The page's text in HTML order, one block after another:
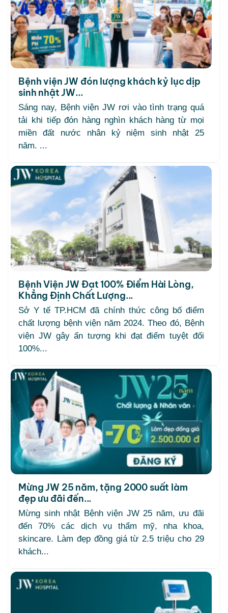
Bệnh viện JW đón lượng khách kỷ lục dịp
sinh nhật JW...
Sáng nay, Bệnh viện JW rơi vào tình trạng quá
tải khi tiếp đón hàng nghìn khách hàng từ mọi
miền đất nước nhân kỷ niệm sinh nhật 25
năm. ...
Bệnh Viện JW Đạt 100% Điểm Hài Lòng,
Khẳng Định Chất Lượng...
Sở Y tế TP.HCM đã chính thức công bố điểm
chất lượng bệnh viện năm 2024. Theo đó, Bệnh
viện JW gây ấn tượng khi đạt điểm tuyệt đối
100%...
Mừng JW 25 năm, tặng 2000 suất làm
đẹp ưu đãi đến...
Mừng sinh nhật Bệnh viện JW 25 năm, ưu đãi
đến 70% các dịch vụ thẩm mỹ, nha khoa,
skincare. Làm đẹp đồng giá từ 2.5 triệu cho 29
khách...